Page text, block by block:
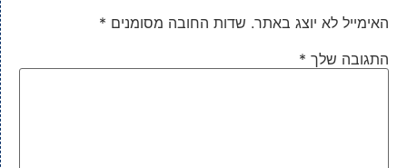
האימייל לא יוצג באתר. שדות החובה מסומנים *
התגובה שלך *